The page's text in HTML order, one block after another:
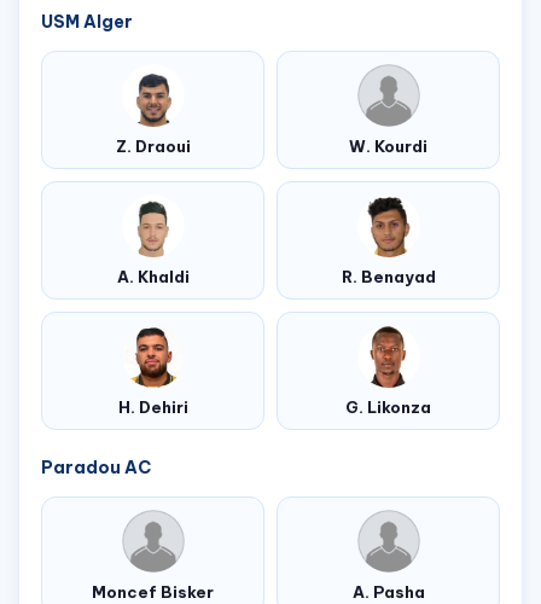
USM Alger
Z. Draoui W. Kourdi
A. Khaldi R. Benayad
H. Dehiri G. Likonza
Paradou AC
Moncef Bisker A. Pasha